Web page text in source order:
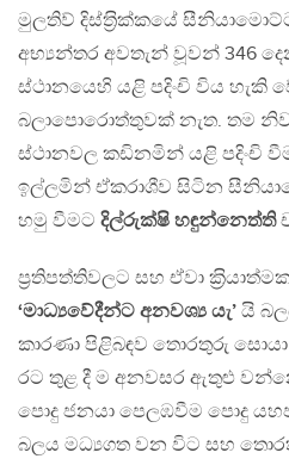
මුලතිව් දිස්ත‍්‍රික්කයේ
අභ්‍යන්තර අවතැන් වූවන් 346
ස්ථානයෙහි යළි පදිංචි විය හැකි
බලාපොරොත්තුවක් නැත. තම
ස්ථානවල කඩිනමින් යළි පදිංචි
ඉල්ලමින් ඒකරාශීව සිටින
හමු වීමට දිල්රුක්ෂි හඳුන්නෙත්ති
ප‍්‍රතිපත්තිවලට සහ ඒවා
‘මාධ්‍යවේදීන්ට අනවශ්‍ය යැ’ යි
කාරණා පිළිබඳව තොරතුරු
රට තුළ දී ම අනවසර ඇතුළු
පොදු ජනයා පෙලඹවීම පොදු
බලය මධ්‍යගත වන විට සහ